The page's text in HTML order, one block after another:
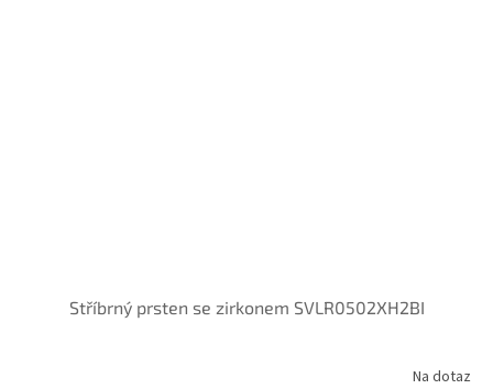
Stříbrný prsten se zirkonem SVLR0502XH2BI
Na dotaz